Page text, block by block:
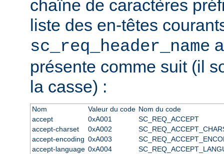
chaîne de caractères
liste des en-têtes
sc_req_header_name
présente comme suit (il
la casse) :
Nom Valeur du code Nom du code
accept
0xA001
SC_REQ_ACCEPT
accept-charset
0xA002
accept-encoding 0xA003
accept-language 0xA004